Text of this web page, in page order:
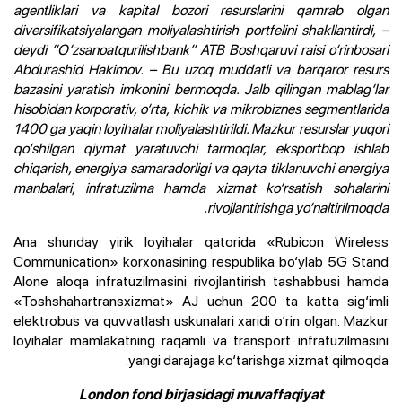
agentliklari va kapital bozori resurslarini qamrab olgan
diversifikatsiyalangan moliyalashtirish portfelini shakllantirdi, –
deydi “O‘zsanoatqurilishbank” ATB Boshqaruvi raisi o‘rinbosari
Abdurashid Hakimov. – Bu uzoq muddatli va barqaror resurs
bazasini yaratish imkonini bermoqda. Jalb qilingan mablag‘lar
hisobidan korporativ, o‘rta, kichik va mikrobiznes segmentlarida
1400 ga yaqin loyihalar moliyalashtirildi. Mazkur resurslar yuqori
qo‘shilgan qiymat yaratuvchi tarmoqlar, eksportbop ishlab
chiqarish, energiya samaradorligi va qayta tiklanuvchi energiya
manbalari, infratuzilma hamda xizmat ko‘rsatish sohalarini
rivojlantirishga yo‘naltirilmoqda.
Ana shunday yirik loyihalar qatorida «Rubicon Wireless
Communication» korxonasining respublika bo‘ylab 5G Stand
Alone aloqa infratuzilmasini rivojlantirish tashabbusi hamda
«Toshshahartransxizmat» AJ uchun 200 ta katta sig‘imli
elektrobus va quvvatlash uskunalari xaridi o‘rin olgan. Mazkur
loyihalar mamlakatning raqamli va transport infratuzilmasini
yangi darajaga ko‘tarishga xizmat qilmoqda.
London fond birjasidagi muvaffaqiyat